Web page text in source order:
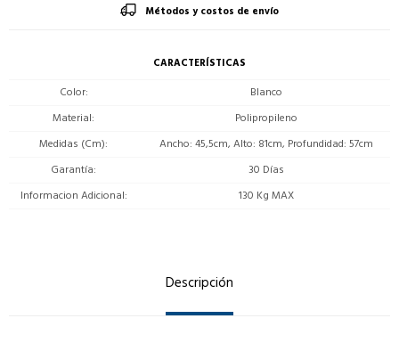
Métodos y costos de envío
CARACTERÍSTICAS
Color
Blanco
Material
Polipropileno
Medidas (Cm)
Ancho: 45,5cm, Alto: 81cm, Profundidad: 57cm
Garantía
30 Días
Informacion Adicional
130 Kg MAX
Descripción